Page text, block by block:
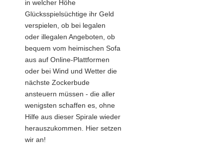
in welcher Höhe
Glücksspielsüchtige ihr Geld
verspielen, ob bei legalen
oder illegalen Angeboten, ob
bequem vom heimischen Sofa
aus auf Online-Plattformen
oder bei Wind und Wetter die
nächste Zockerbude
ansteuern müssen - die aller
wenigsten schaffen es, ohne
Hilfe aus dieser Spirale wieder
herauszukommen. Hier setzen
wir an!